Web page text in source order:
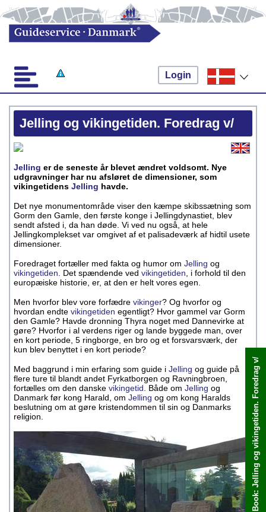
Login
Book: Jelling og vikingetiden. Foredrag v/
Jelling og vikingetiden. Foredrag v/
Jelling er de seneste år blevet ændret voldsomt. Nye
udgravninger har nu afsløret de dimensioner, som
vikingetidens Jelling havde.
Det nye monumentområde viser den kæmpe skibssætning som
Gorm den Gamle, den første konge i Jellingdynastiet, blev
sendt afsted i, da han døde. Vi ved nu også, at hele
Jellingkomplekset var omgivet af et palisadeværk af hidtil usete
dimensioner.
Foredraget fortæller med fakta og humor om Jelling og
vikingetiden . Det spændende ved vikingetiden , i forhold til den
europæiske historie, er, at den er helt vores egen.
Men hvorfor blev vore forfædre vikinger? Og hvorfor og
hvordan endte vikingetiden egentligt? Hvor gammel var Gorm
den Gamle? Havde dronning Thyra noget med Dannevirke at
gøre? Hvorfor i al verdens riger og lande byggede man, over
en kort periode, 5 ringborge, en bro og et forsvarsværk, der
kun blev benyttet i en kort periode?
Med baggrund i min erfaring som guide i Jelling og guide på
flere ture til blandt andet Fyrkatborgen og Ravningbroen,
fortælles om den danske vikingetid . Både om Jelling og
Danmark før kong Harald, om Jelling og om kong Haralds
beslutning om at gøre kristendommen til sin og Danmarks
religion.
Book med det samme